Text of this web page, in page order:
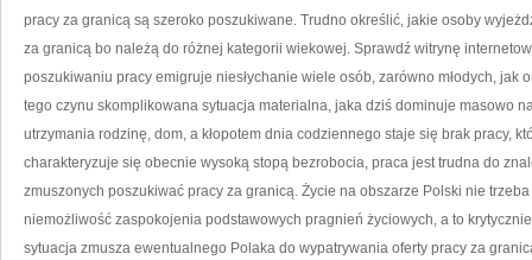
pracy za granicą są szeroko poszukiwane. Trudno określić, jakie osoby
za granicą bo należą do różnej kategorii wiekowej. Sprawdź witrynę
poszukiwaniu pracy emigruje niesłychanie wiele osób, zarówno młodych, jak
tego czynu skomplikowana sytuacja materialna, jaka dziś dominuje masowo
utrzymania rodzinę, dom, a kłopotem dnia codziennego staje się brak pracy,
charakteryzuje się obecnie wysoką stopą bezrobocia, praca jest trudna do
zmuszonych poszukiwać pracy za granicą. Życie na obszarze Polski nie
niemożliwość zaspokojenia podstawowych pragnień życiowych, a to
sytuacja zmusza ewentualnego Polaka do wypatrywania oferty pracy za